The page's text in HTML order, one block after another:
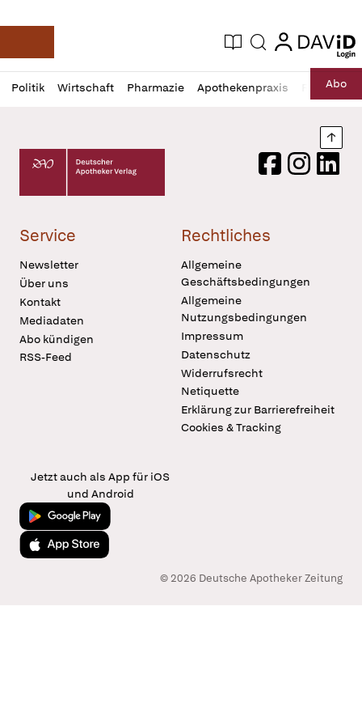
Deutsche Apotheker Zeitung
Aktuelle Ausgabe
Suche login
login
Politik Wirtschaft Pharmazie Apothekenpraxis RechtAbo
Profil
öffnen
Daz
Pur
Deutscher Apotheker Verlag Logo
FacebookInstagram
Service
Newsletter
Über uns
Kontakt
Mediadaten
Abo kündigen
RSS-Feed
Rechtliches
Allgemeine
Geschäftsbedingungen
Allgemeine
Nutzungsbedingungen
Impressum
Datenschutz
Widerrufsrecht
Netiquette
Erklärung zur Barrierefreiheit
Cookies & Tracking
Jetzt auch als App für iOS
und Android
Jetzt bei Google Play
Laden im App Store
© 2026 Deutsche Apotheker Zeitung